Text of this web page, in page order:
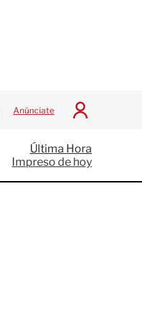
Anúnciate
I
c
i
a
Última Hora
Impreso de hoy